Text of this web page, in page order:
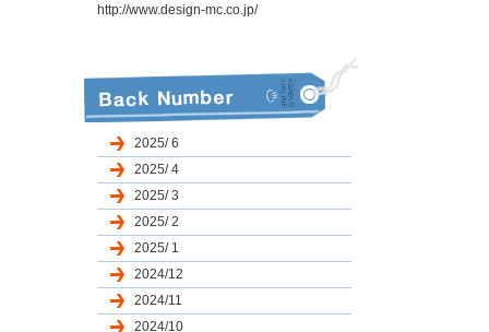
http://www.design-mc.co.jp/
2025/ 6
2025/ 4
2025/ 3
2025/ 2
2025/ 1
2024/12
2024/11
2024/10